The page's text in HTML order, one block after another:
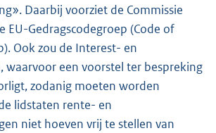
Daarbij voorziet de Commissie
EU-Gedragscodegroep (Code of
Ook zou de Interest- en
waarvoor een voorstel ter bespreking
zodanig moeten worden
lidstaten rente- en
niet hoeven vrij te stellen van